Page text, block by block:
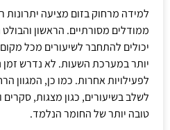
למידה מרחוק בזום מציעה יתרונות
ממודלים מסורתיים. הראשון
יכולים להתחבר לשיעורים מכל
יותר במערכת השעות. לא נדרש
לפעילויות אחרות. כמו כן, המגוון
לשלב בשיעורים, כגון מצגות,
טובה יותר של החומר הנלמד.